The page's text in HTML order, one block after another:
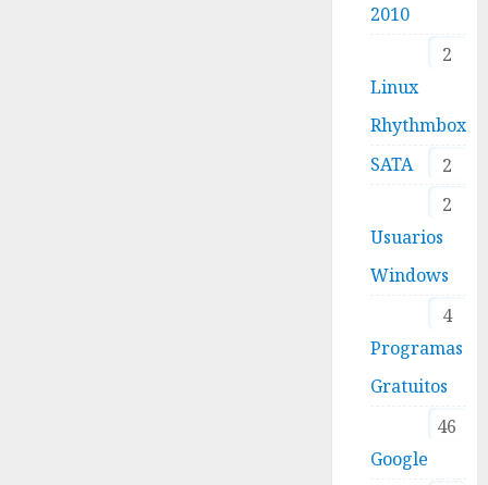
2010
2
Linux
Rhythmbox
2
SATA
2
Usuarios
Windows
4
Programas
Gratuitos
46
Google